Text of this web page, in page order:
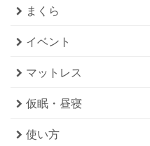
まくら
イベント
マットレス
仮眠・昼寝
使い方